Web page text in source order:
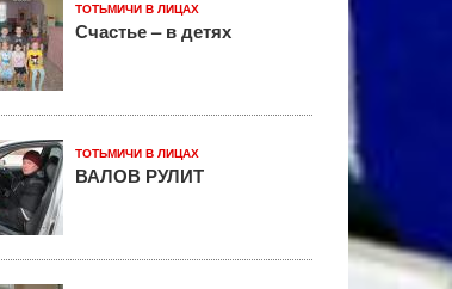
ТОТЬМИЧИ В ЛИЦАХ
Счастье – в детях
ТОТЬМИЧИ В ЛИЦАХ
ВАЛОВ РУЛИТ